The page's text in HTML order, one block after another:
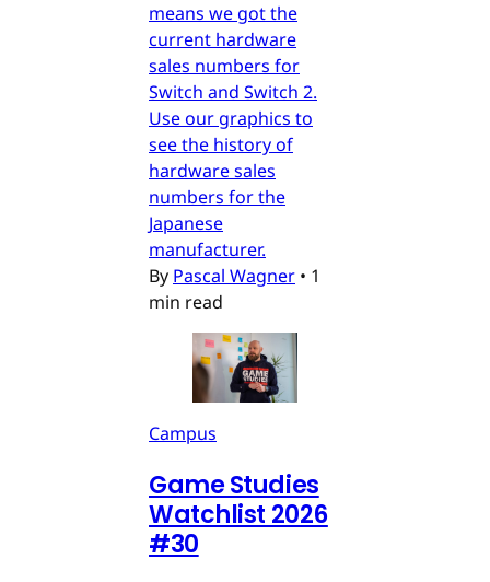
means we got the
current hardware
sales numbers for
Switch and Switch 2.
Use our graphics to
see the history of
hardware sales
numbers for the
Japanese
manufacturer.
By Pascal Wagner • 1
min read
Campus
Game Studies
Watchlist 2026
#30